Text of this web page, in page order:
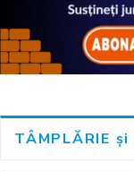
TÂMPLĂRIE și